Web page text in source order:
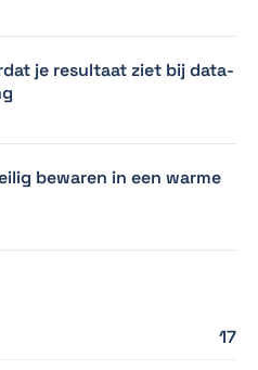
je resultaat ziet bij data-
bewaren in een warme
17